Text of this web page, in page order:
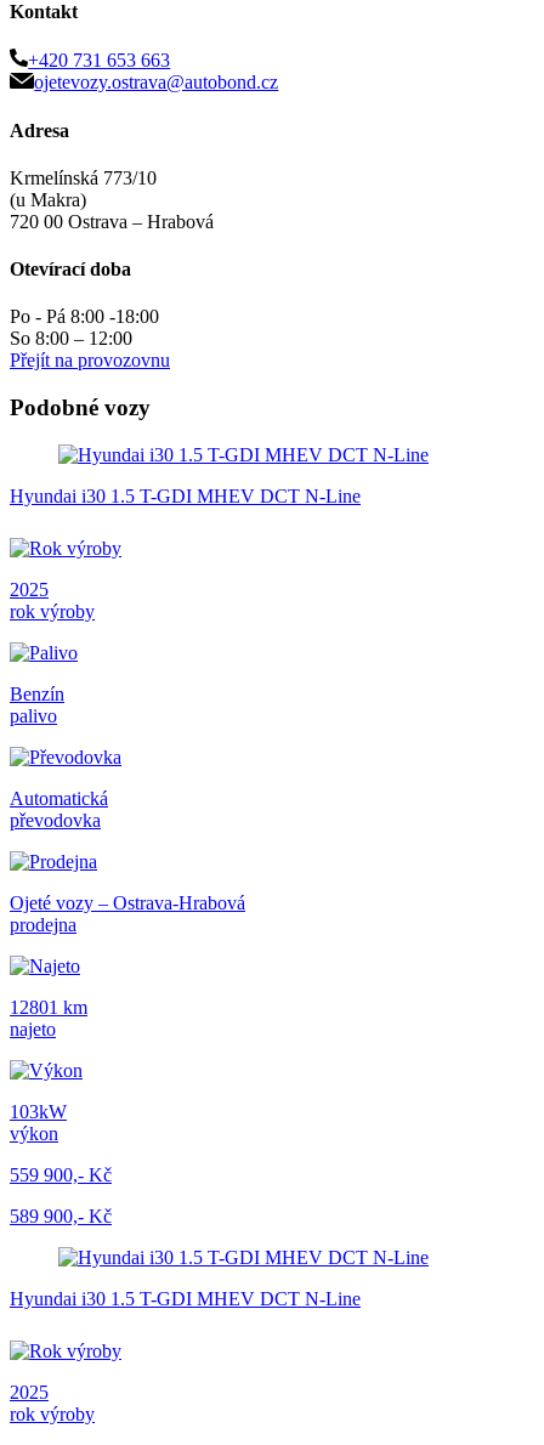
Kontakt
+420 731 653 663
ojetevozy.ostrava@autobond.cz
Adresa
Krmelínská 773/10
(u Makra)
720 00 Ostrava – Hrabová
Otevírací doba
Po - Pá 8:00 -18:00
So 8:00 – 12:00
Přejít na provozovnu
Podobné vozy
Hyundai i30 1.5 T-GDI MHEV DCT N-Line
2025
rok výroby
Benzín
palivo
Automatická
převodovka
Ojeté vozy – Ostrava-Hrabová
prodejna
12801 km
najeto
103kW
výkon
559 900,- Kč
589 900,- Kč
Hyundai i30 1.5 T-GDI MHEV DCT N-Line
2025
rok výroby